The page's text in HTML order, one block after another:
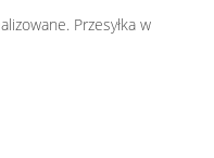
Przesyłka w